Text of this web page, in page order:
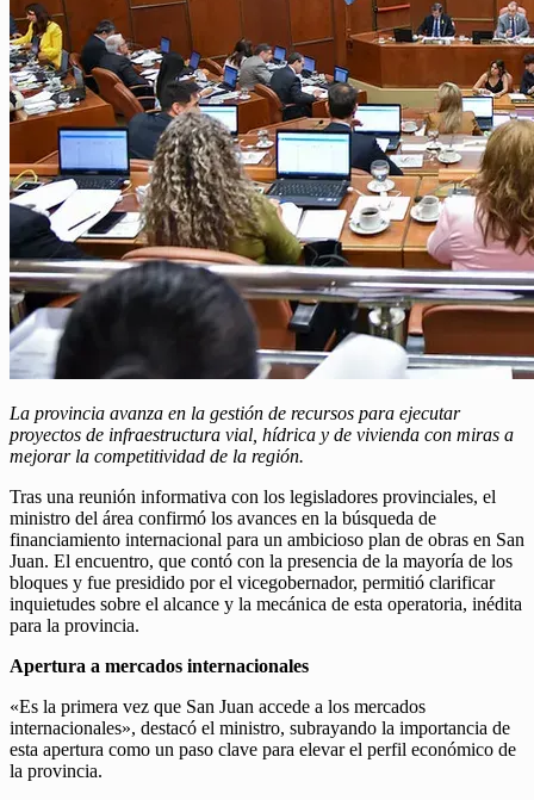
La provincia avanza en la gestión de recursos para ejecutar
proyectos de infraestructura vial, hídrica y de vivienda con miras a
mejorar la competitividad de la región.
Tras una reunión informativa con los legisladores provinciales, el
ministro del área confirmó los avances en la búsqueda de
financiamiento internacional para un ambicioso plan de obras en San
Juan. El encuentro, que contó con la presencia de la mayoría de los
bloques y fue presidido por el vicegobernador, permitió clarificar
inquietudes sobre el alcance y la mecánica de esta operatoria, inédita
para la provincia.
Apertura a mercados internacionales
«Es la primera vez que San Juan accede a los mercados
internacionales», destacó el ministro, subrayando la importancia de
esta apertura como un paso clave para elevar el perfil económico de
la provincia.